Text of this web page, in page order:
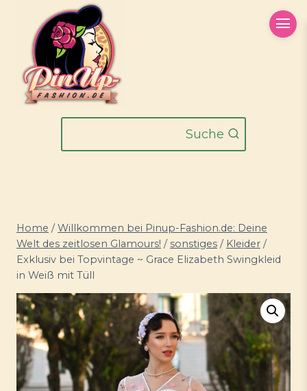
springen
Suche
Home / Willkommen bei Pinup-Fashion.de: Deine
Welt des zeitlosen Glamours! / sonstiges / Kleider /
Exklusiv bei Topvintage ~ Grace Elizabeth Swingkleid
in Weiß mit Tüll